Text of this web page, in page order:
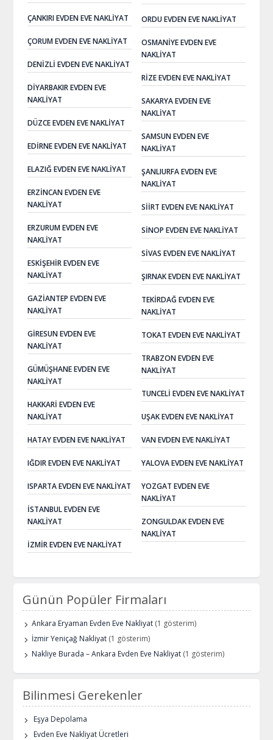
ÇANKIRI EVDEN EVE NAKLIYAT
ÇORUM EVDEN EVE NAKLIYAT
DENIZLI EVDEN EVE NAKLIYAT
DIYARBAKIR EVDEN EVE
NAKLIYAT
DÜZCE EVDEN EVE NAKLIYAT
EDIRNE EVDEN EVE NAKLIYAT
ELAZIĞ EVDEN EVE NAKLIYAT
ERZINCAN EVDEN EVE
NAKLIYAT
ERZURUM EVDEN EVE
NAKLIYAT
ESKIŞEHIR EVDEN EVE
NAKLIYAT
GAZIANTEP EVDEN EVE
NAKLIYAT
GIRESUN EVDEN EVE
NAKLIYAT
GÜMÜŞHANE EVDEN EVE
NAKLIYAT
HAKKARI EVDEN EVE
NAKLIYAT
HATAY EVDEN EVE NAKLIYAT
IĞDIR EVDEN EVE NAKLIYAT
ISPARTA EVDEN EVE NAKLIYAT
İSTANBUL EVDEN EVE
NAKLIYAT
İZMIR EVDEN EVE NAKLIYAT
ORDU EVDEN EVE NAKLIYAT
OSMANIYE EVDEN EVE
NAKLIYAT
RIZE EVDEN EVE NAKLIYAT
SAKARYA EVDEN EVE
NAKLIYAT
SAMSUN EVDEN EVE
NAKLIYAT
ŞANLIURFA EVDEN EVE
NAKLIYAT
SIIRT EVDEN EVE NAKLIYAT
SINOP EVDEN EVE NAKLIYAT
SIVAS EVDEN EVE NAKLIYAT
ŞIRNAK EVDEN EVE NAKLIYAT
TEKIRDAĞ EVDEN EVE
NAKLIYAT
TOKAT EVDEN EVE NAKLIYAT
TRABZON EVDEN EVE
NAKLIYAT
TUNCELI EVDEN EVE NAKLIYAT
UŞAK EVDEN EVE NAKLIYAT
VAN EVDEN EVE NAKLIYAT
YALOVA EVDEN EVE NAKLIYAT
YOZGAT EVDEN EVE
NAKLIYAT
ZONGULDAK EVDEN EVE
NAKLIYAT
Günün Popüler Firmaları
Ankara Eryaman Evden Eve Nakliyat (1 gösterim)
İzmir Yeniçağ Nakliyat (1 gösterim)
Nakliye Burada – Ankara Evden Eve Nakliyat (1 gösterim)
Bilinmesi Gerekenler
Eşya Depolama
Evden Eve Nakliyat Ücretleri